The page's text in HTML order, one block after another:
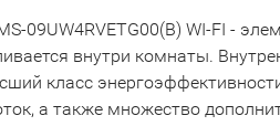
09UW4RVETG00(B) WI-FI -
внутри комнаты.
класс
а также множество